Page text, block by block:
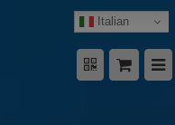
Italian